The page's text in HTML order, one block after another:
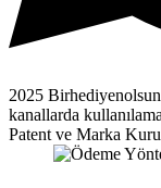
2025
kanallarda
Patent ve Marka